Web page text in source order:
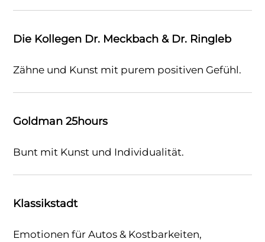
Die Kollegen Dr. Meckbach & Dr. Ringleb
Zähne und Kunst mit purem positiven Gefühl.
Goldman 25hours
Bunt mit Kunst und Individualität.
Klassikstadt
Emotionen für Autos & Kostbarkeiten,